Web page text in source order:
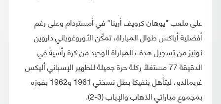
على ملعب "يوهان كرويف أرينا" في أمستردام وعلى رغم
أفضلية أياكس طوال المباراة، تمكّن الأوروغوياني داروين
نونيز من تسجيل هدف المباراة الوحيد من كرة رأسية في
الدقيقة 77 مستغلاً ركلة حرة جميلة للظهير الإسباني أليكس
غريمالدو، ليتأهل بنفيكا بطل نسختي 1961 و1962 بفوزه
بمجموع مباراتي الذهاب والإياب (3-2).